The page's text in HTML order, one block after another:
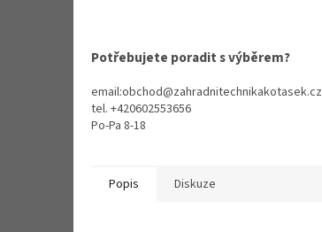
Potřebujete poradit s výběrem?
email:obchod@zahradnitechnikakotasek.cz
tel. +420602553656
Po-Pa 8-18
Popis Diskuze